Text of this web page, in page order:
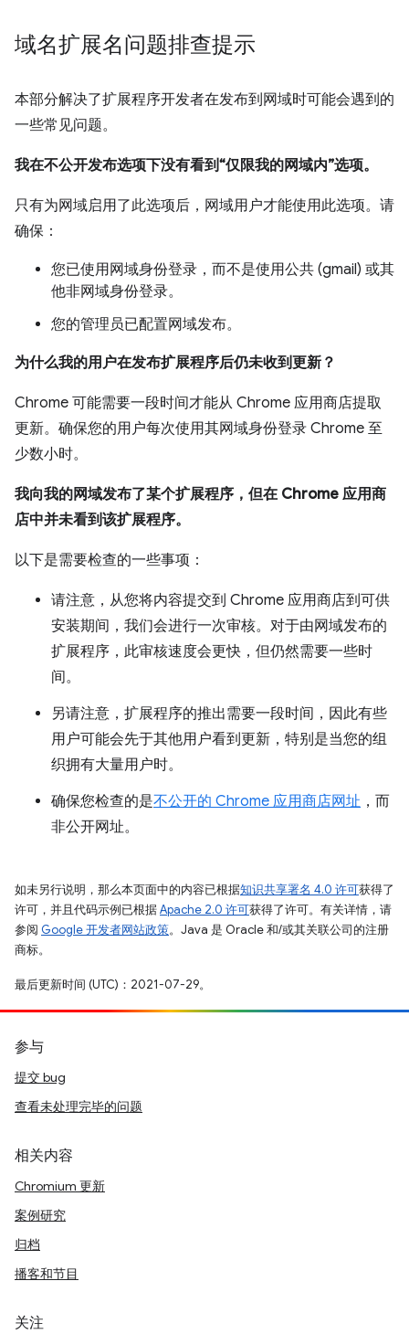
域名扩展名问题排查提示
本部分解决了扩展程序开发者在发布到网域时可能会遇到的
一些常见问题。
我在不公开发布选项下没有看到“仅限我的网域内”选项。
只有为网域启用了此选项后，网域用户才能使用此选项。请
确保：
您已使用网域身份登录，而不是使用公共 (gmail) 或其
他非网域身份登录。
您的管理员已配置网域发布。
为什么我的用户在发布扩展程序后仍未收到更新？
Chrome 可能需要一段时间才能从 Chrome 应用商店提取
更新。确保您的用户每次使用其网域身份登录 Chrome 至
少数小时。
我向我的网域发布了某个扩展程序，但在 Chrome 应用商
店中并未看到该扩展程序。
以下是需要检查的一些事项：
请注意，从您将内容提交到 Chrome 应用商店到可供
安装期间，我们会进行一次审核。对于由网域发布的
扩展程序，此审核速度会更快，但仍然需要一些时
间。
另请注意，扩展程序的推出需要一段时间，因此有些
用户可能会先于其他用户看到更新，特别是当您的组
织拥有大量用户时。
确保您检查的是不公开的 Chrome 应用商店网址 ，而
非公开网址。
如未另行说明，那么本页面中的内容已根据知识共享署名 4.0 许可获得了
许可，并且代码示例已根据Apache 2.0 许可获得了许可。有关详情，请
参阅 Google 开发者网站政策。Java 是 Oracle 和/或其关联公司的注册
商标。
最后更新时间 (UTC)：2021-07-29。
参与
提交 bug
查看未处理完毕的问题
相关内容
Chromium 更新
案例研究
归档
播客和节目
关注